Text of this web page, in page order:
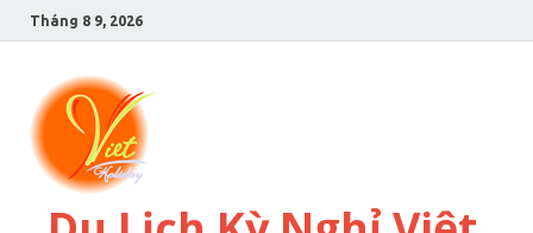
Tháng 8 9, 2026